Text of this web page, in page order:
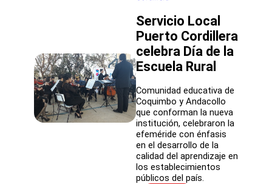
del
Comité
Directivo
de
los
Locales
de
Educación
Servicio Local
Puerto Cordillera
celebra Día de la
Escuela Rural
Comunidad educativa de
Coquimbo y Andacollo
que conforman la nueva
institución, celebraron la
efeméride con énfasis
en el desarrollo de la
calidad del aprendizaje en
los establecimientos
públicos del país.